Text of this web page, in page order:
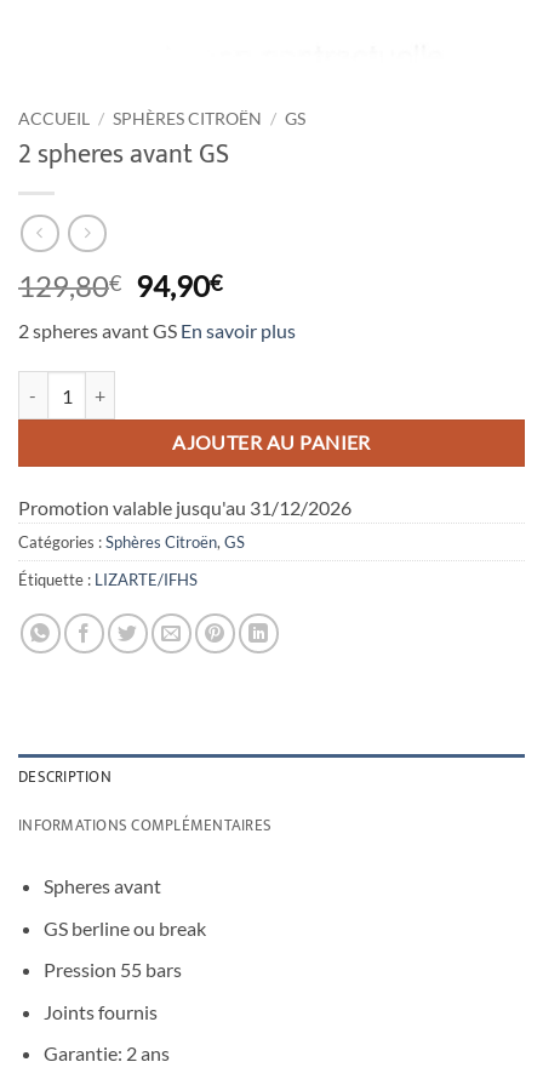
ACCUEIL / SPHÈRES CITROËN / GS
2 spheres avant GS
129,80€ Le
prix
initial
94,90€Le
actuel
2 spheres avant GS En savoir plus
AJOUTER AU PANIER
Promotion valable jusqu'au 31/12/2026
Catégories :Sphères Citroën, GS
Étiquette : LIZARTE/IFHS
DESCRIPTION
INFORMATIONS COMPLÉMENTAIRES
Spheres avant
GS berline ou break
Pression 55 bars
Joints fournis
Garantie: 2 ans